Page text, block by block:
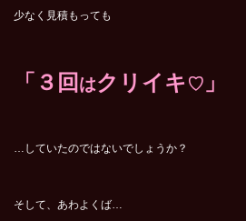
少なく見積もっても
「３回 はクリイキ ♡ 」
…していたのではないでしょうか？
そして、あわよくば…